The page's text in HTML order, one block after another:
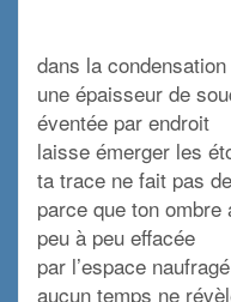
dans la
une épaisseur de
éventée par endroit
laisse émerger les
ta trace ne fait pas
parce que ton ombre
peu à peu effacée
par l’espace
aucun temps ne